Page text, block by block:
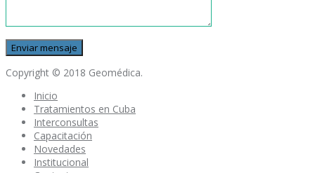
Copyright © 2018 Geomédica.
Inicio
Tratamientos en Cuba
Interconsultas
Capacitación
Novedades
Institucional